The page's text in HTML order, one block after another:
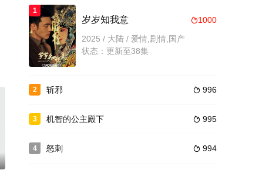
1
1000
岁岁知我意
2025 / 大陆 / 爱情,剧情,国产
状态：更新至38集
2  996
斩邪
3  995
机智的公主殿下
4  994
怒刺